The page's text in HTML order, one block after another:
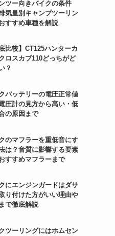
ツー向きバイクの条件
気量別キャンプツーリン
すすめ車種を解説
底比較】CT125ハンターカ
ロスカブ110どっちがど
？
バッテリーの電圧正常値
圧計の見方から高い・低
の原因まで
のマフラーを重低音にす
は？音質に影響する要素
すすめマフラーまで
にエンジンガードはダサ
り付けた方がいい理由や
で徹底解説
ツーリングにはホムセン